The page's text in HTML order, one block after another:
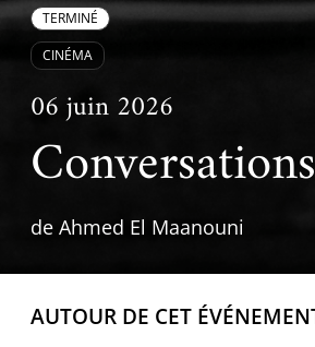
Festivals
Cinéma
Musique
Littérature et poésie
Le projet de nouveau musée
Les rencontres économiques du
Takam Tikou
Les Journées de l'histoire de l'IMA
TERMINÉ
CINÉMA
06 juin 2026
de Ahmed El Maanouni
AUTOUR DE CET